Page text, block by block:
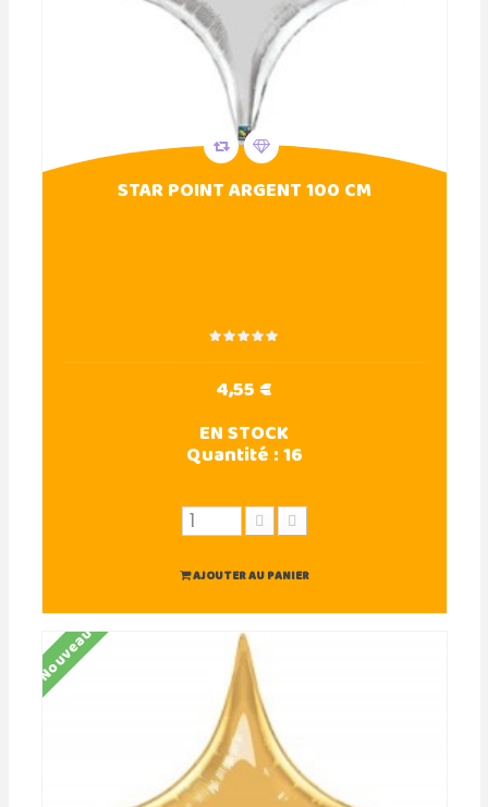
STAR POINT ARGENT 100 CM
4,55 €
EN STOCK
Quantité :16
AJOUTER AU PANIER
Nouveau